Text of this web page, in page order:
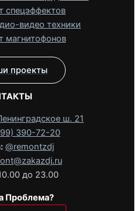
спецэффектов
видео техники
магнитофонов
проекты
ш. 21
390-72-20
@remontzdj‬
до 23.00
Проблема?